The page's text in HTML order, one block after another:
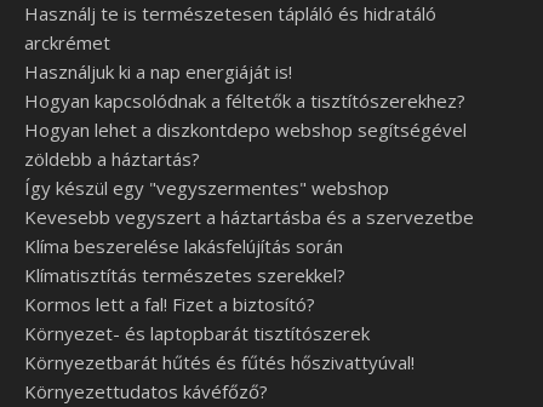
Használj te is természetesen tápláló és hidratáló
arckrémet
Használjuk ki a nap energiáját is!
Hogyan kapcsolódnak a féltetők a tisztítószerekhez?
Hogyan lehet a diszkontdepo webshop segítségével
zöldebb a háztartás?
Így készül egy "vegyszermentes" webshop
Kevesebb vegyszert a háztartásba és a szervezetbe
Klíma beszerelése lakásfelújítás során
Klímatisztítás természetes szerekkel?
Kormos lett a fal! Fizet a biztosító?
Környezet- és laptopbarát tisztítószerek
Környezetbarát hűtés és fűtés hőszivattyúval!
Környezettudatos kávéfőző?